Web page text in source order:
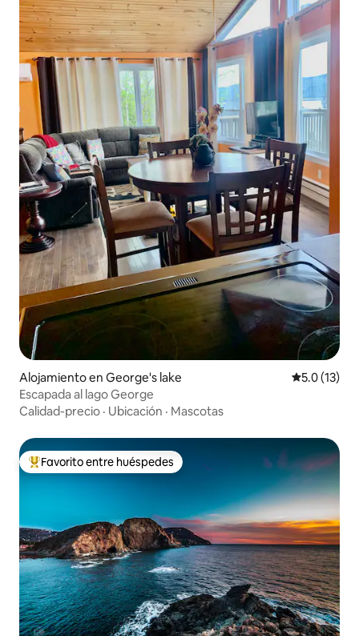
Alojamiento en George's lake Calificación
5.0 (13)
Escapada al lago George
Calidad-precio · Ubicación · Mascotas
Favorito entre huéspedes preferido
Favorito entre huéspedes